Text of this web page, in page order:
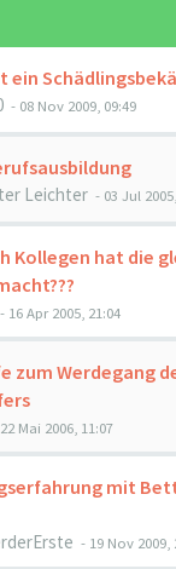
ein
- 08 Nov 2009, 09:49
Leichter - 03 Jul
Kollegen hat die
- 16 Apr 2005, 21:04
zum Werdegang
22 Mai 2006, 11:07
mit
- 19 Nov 2009,